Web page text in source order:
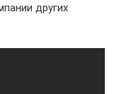
других